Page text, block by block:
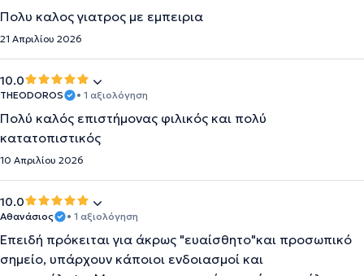
Πολυ καλος γιατρος με εμπειρια
21 Απριλίου 2026
10.0
THEODOROS • 1 αξιολόγηση
Πολύ καλός επιστήμονας φιλικός και πολύ
κατατοπιστικός
10 Απριλίου 2026
10.0
Αθανάσιος • 1 αξιολόγηση
Επειδή πρόκειται για άκρως "ευαίσθητο"και προσωπικό
σημείο, υπάρχουν κάποιοι ενδοιασμοί και